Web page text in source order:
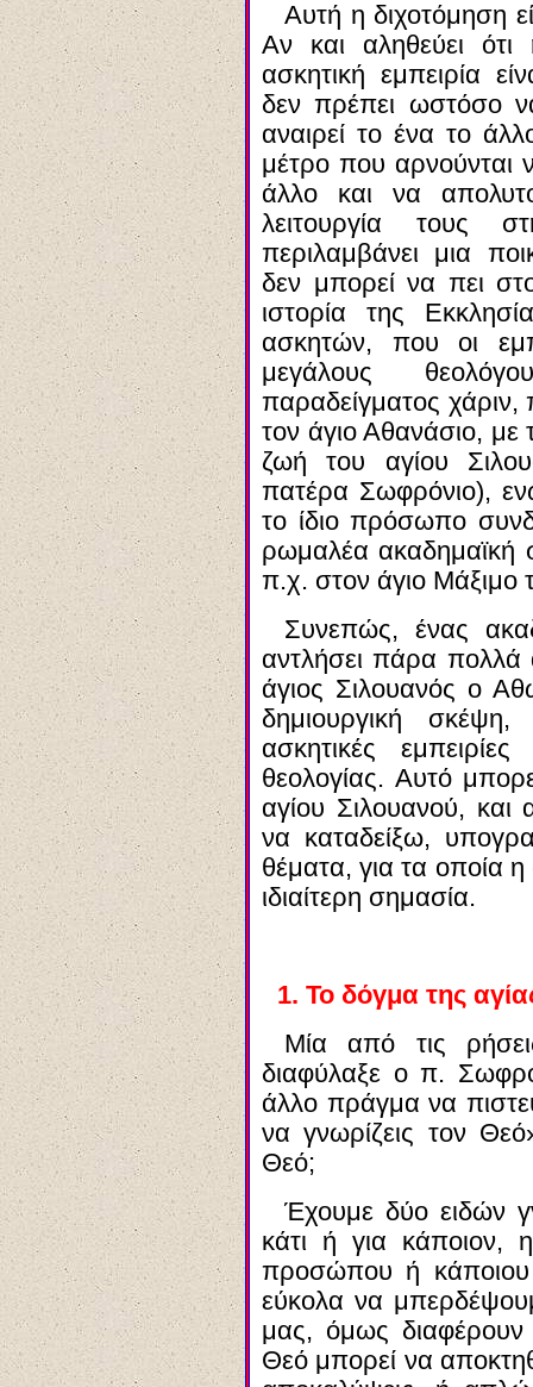
Αυτή η διχοτόμηση
Αν και αληθεύει
ασκητική εμπειρία
δεν πρέπει ωστόσο
αναιρεί το ένα το
μέτρο που αρνούνται
άλλο και να
λειτουργία τους
περιλαμβάνει μια
δεν μπορεί να πει
ιστορία της
ασκητών, που οι
μεγάλους
παραδείγματος χάριν,
τον άγιο Αθανάσιο, με
ζωή του αγίου
πατέρα Σωφρόνιο),
το ίδιο πρόσωπο
ρωμαλέα ακαδημαϊκή
π.χ. στον άγιο Μάξιμο
Συνεπώς, ένας
αντλήσει πάρα
άγιος Σιλουανός ο
δημιουργική
ασκητικές
θεολογίας. Αυτό
αγίου Σιλουανού,
να καταδείξω,
θέματα, για τα οποία
ιδιαίτερη σημασία.
1. Το δόγμα της
Μία από τις
διαφύλαξε ο π.
άλλο πράγμα να
να γνωρίζεις τον
Θεό;
Έχουμε δύο ειδών
κάτι ή για κάποιον,
προσώπου ή
εύκολα να
μας, όμως
Θεό μπορεί να